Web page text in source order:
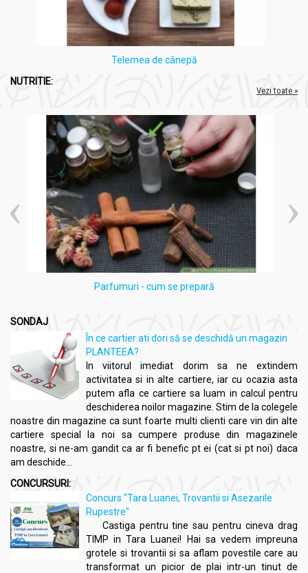
Telemea de cânepă
NUTRITIE:
Vezi toate »
Parfumuri - cum se prepară
SONDAJ
În ce cartier ati dori să se deschidă un magazin
PLANTEEA?
In viitorul imediat dorim sa ne extindem
activitatea si in alte cartiere, iar cu ocazia asta
putem afla ce cartiere sa luam in calcul pentru
deschiderea noilor magazine. Stim de la colegele
noastre din magazine ca sunt foarte multi clienti care vin din alte
cartiere special la noi sa cumpere produse din magazinele
noastre, si ne-am gandit ca ar fi benefic pt ei (cat si pt noi) daca
am deschide...
CONCURSURI:
Concurs "Tara Luanei, Trovantii si Asezarile
Rupestre"
Castiga pentru tine sau pentru cineva drag
TIMP in Tara Luanei! Hai sa vedem impreuna
grotele si trovantii si sa aflam povestile care au
transformat un picior de plai intr-un tinut de